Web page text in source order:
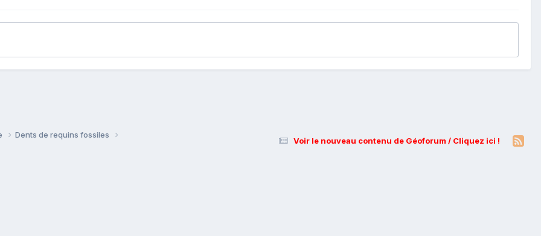
Voir le nouveau contenu de Géoforum / Cliquez ici !
Dents de requins fossiles